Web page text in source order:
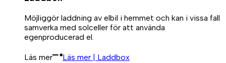
Möjliggör laddning av elbil i hemmet och kan i vissa fall
samverka med solceller för att använda
egenproducerad el.
Läs mer Läs mer | Laddbox